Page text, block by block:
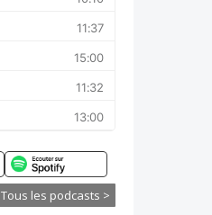
Tous les podcasts >